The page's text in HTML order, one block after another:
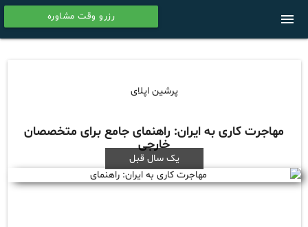
رزرو وقت مشاوره menu
پرشین اپلای
مهاجرت کاری به ایران: راهنمای جامع برای متخصصان
خارجی
یک سال قبل